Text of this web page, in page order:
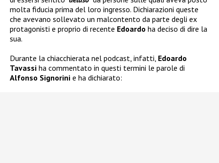
molta fiducia prima del loro ingresso. Dichiarazioni queste
che avevano sollevato un malcontento da parte degli ex
protagonisti e proprio di recente Edoardo ha deciso di dire la
sua.
Durante la chiacchierata nel podcast, infatti, Edoardo
Tavassi ha commentato in questi termini le parole di
Alfonso Signorini e ha dichiarato: